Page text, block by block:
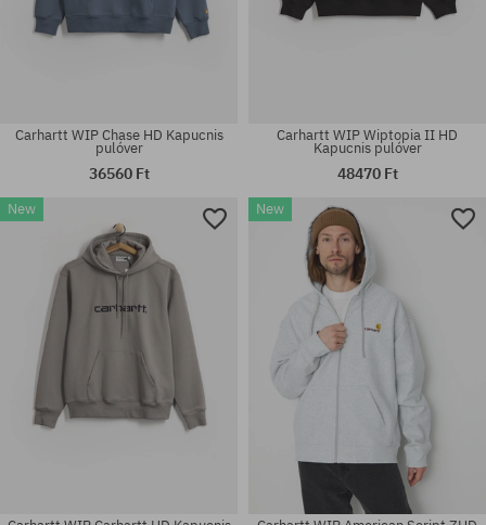
Elérhető méretek:
Elérhető méretek:
M; L; XL
Carhartt WIP Chase HD Kapucnis
pulóver
36560 Ft
Carhartt WIP Wiptopia II HD
Kapucnis pulóver
48470 Ft
New New